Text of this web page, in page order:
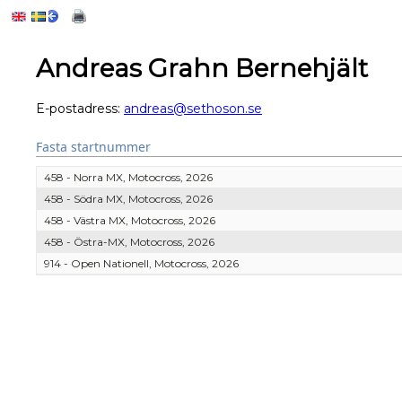
Andreas Grahn Bernehjält
E-postadress: andreas@sethoson.se
Fasta startnummer
458 - Norra MX, Motocross, 2026
458 - Södra MX, Motocross, 2026
458 - Västra MX, Motocross, 2026
458 - Östra-MX, Motocross, 2026
914 - Open Nationell, Motocross, 2026